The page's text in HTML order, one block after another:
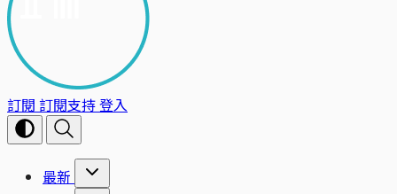
訂閱 訂閱支持登入
最新